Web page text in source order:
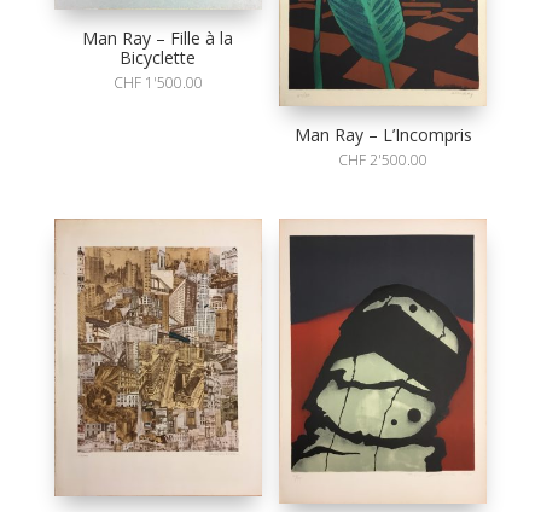
Man Ray – Fille à la
Bicyclette
CHF1'500.00
Man Ray – L’Incompris
CHF2'500.00